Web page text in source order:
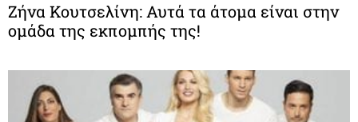
Ζήνα Κουτσελίνη: Αυτά τα άτομα είναι στην
ομάδα της εκπομπής της!